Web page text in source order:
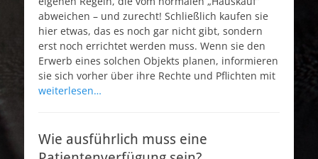
abweichen – und zurecht! Schließlich kaufen sie
hier etwas, das es noch gar nicht gibt, sondern
erst noch errichtet werden muss. Wenn sie den
Erwerb eines solchen Objekts planen, informieren
sie sich vorher über ihre Rechte und Pflichten mit
weiterlesen…
Wie ausführlich muss eine